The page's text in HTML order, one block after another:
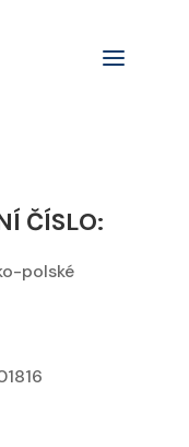
a
ČÍSLO:
polské